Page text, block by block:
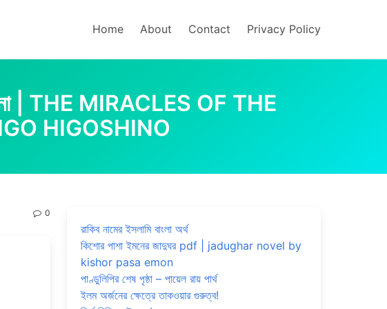
Home About Contact Privacy Policy
| THE MIRACLES OF THE
HIGOSHINO
0
রাকিব নামের ইসলামি বাংলা অর্থ
কিশোর পাশা ইমনের জাদুঘর pdf | jadughar novel by
kishor pasa emon
পাণ্ডুলিপির শেষ পৃষ্ঠা – পায়েল রায় পার্থ
ইলম অর্জনের ক্ষেত্রে তাকওয়ার গুরুত্ব!